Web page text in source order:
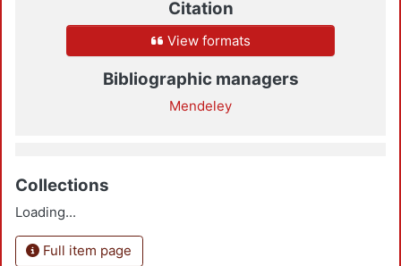
Citation
View formats
Bibliographic managers
Mendeley
Collections
Loading...
Full item page